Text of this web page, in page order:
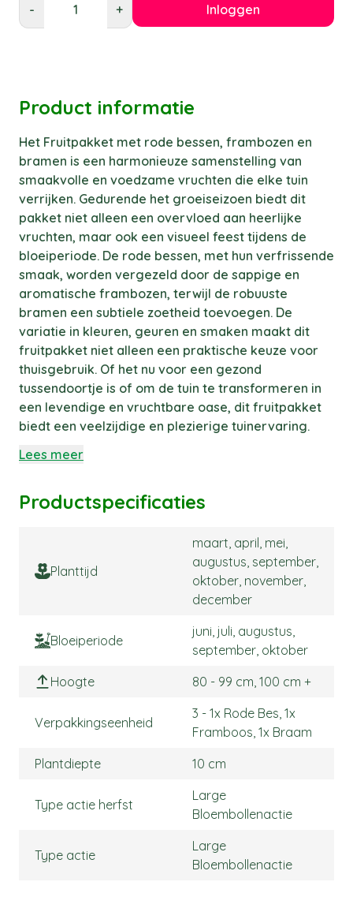
- + Inloggen
Product informatie
Het Fruitpakket met rode bessen, frambozen en
bramen is een harmonieuze samenstelling van
smaakvolle en voedzame vruchten die elke tuin
verrijken. Gedurende het groeiseizoen biedt dit
pakket niet alleen een overvloed aan heerlijke
vruchten, maar ook een visueel feest tijdens de
bloeiperiode. De rode bessen, met hun verfrissende
smaak, worden vergezeld door de sappige en
aromatische frambozen, terwijl de robuuste
bramen een subtiele zoetheid toevoegen. De
variatie in kleuren, geuren en smaken maakt dit
fruitpakket niet alleen een praktische keuze voor
thuisgebruik. Of het nu voor een gezond
tussendoortje is of om de tuin te transformeren in
een levendige en vruchtbare oase, dit fruitpakket
biedt een veelzijdige en plezierige tuinervaring.
Lees meer
Productspecificaties
Planttijd
maart, april, mei,
augustus, september,
oktober, november,
december
Bloeiperiode
juni, juli, augustus,
september, oktober
Hoogte
80 - 99 cm, 100 cm +
Verpakkingseenheid
3 - 1x Rode Bes, 1x
Framboos, 1x Braam
Plantdiepte
10 cm
Type actie herfst
Large
Bloembollenactie
Type actie
Large
Bloembollenactie